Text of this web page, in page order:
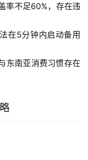
率不足60%，存在违
在5分钟内启动备用
东南亚消费习惯存在